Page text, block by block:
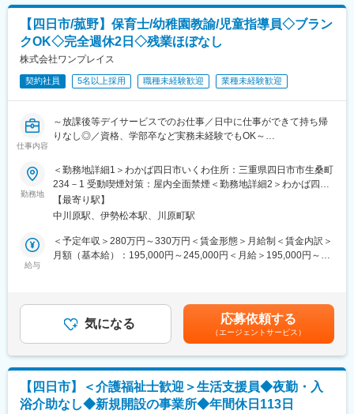
しています。
◆高いシェアを持つ製品：
調剤というニッチな分野で、業界トップクラスのシェアを誇る製
品が多数あります。寡占市場だからこそ、競合製品を使っている
顧客からいかにシェアを獲得するか試行錯誤する面白さがありま
す。
などの各活動先へ行きます。活動先から戻ってきてからは、夕食
の準備や入浴、余暇時間を過ごしています。みんなで楽しめるレ
クリエーションやイベントなどの開催も行います。
■組織構成
【管理者】全体の管理や事業所運営を担当
【サービス管理責任者】直接支援をしながら個別支援計画の作成
や関係各所との連携を担当
【生活支援員】家事援助や日常生活での相談を受ける世話人や食
事や入浴、トイレなどの介護支援を行う
■職場の環境/仕事の特徴
初心者から勤務の方が多く活躍中です。決められた生活パターン
の中で、きっちりと行動しメリハリのある業務です。力仕事は少
設内の雰囲気も落ち着いており、無理なく長期就業ができる環境
です。社員は20～60代の方が活躍中です。
9：30～14：30 そうじ、片付け、夕ご飯の下準備、事務作業、
支援会議、買い出し、病院受診や市役所への外出同行等
14：30～16：00 活動先からの受け入れ等
16：00～21：0 入浴介助、夕食介助、片付け、コミュニケーシ
ョン、服薬管理等
21：00～翌6：00 夜勤者に交代
額)は固定手当を含めた表記です。
【四日市/菰野】保育士/幼稚園教諭/児童指導員◇ブラン
クOK◇完全週休2日◇残業ほぼなし
株式会社ワンプレイス
契約社員 5名以上採用 職種未経験歓迎 業種未経験歓迎
仕事内容
～放課後等デイサービスでのお仕事／日中に仕事ができて持ち帰
りなし◎／資格、学部卒など実務未経験でもOK～
■求人概要
三重県の四日市市／菰野町に放課後等デイサービスにて、保育士/
幼稚園教諭/児童指導員をお任せします。
■具体的には
・障害がある子どもたちの発達／発育に合わせた支援
・生活面や社会面での困りごとを「できた」「わかった」でサポ
※個別支援計画に沿った支援を行い、見守りやサポートをしながら
一人ひとりが自立できるように支援していきます。担当性ではな
くチームで支援するので安心して関わっていただけます。
・業務の持ち帰りがない！
・子供3名に対して1名を配置しており、手厚いサポート◎
勤務地
＜勤務地詳細1＞わかば四日市いくわ住所：三重県四日市市生桑町
234－1 受動喫煙対策：屋内全面禁煙＜勤務地詳細2＞わかば四日
市あくらがわ住所：四日市市みゆきヶ丘2丁目1473-136 受動喫煙
対策：屋内全面禁煙＜勤務地詳細3＞わかば四日市はぎ住所：四日
社の定める事業所
【最寄り駅】
中川原駅、伊勢松本駅、川原町駅
給与
＜予定年収＞280万円～330万円＜賃金形態＞月給制＜賃金内訳＞
月額（基本給）：195,000円～245,000円＜月給＞195,000円～
10,000円、児童指導員等5,000円 ※保育士例（入社7ヶ月～）
255,000円【無資格者】月給195,000円～月給225,000円賃金はあ
くまでも目安の金額であり、選考を通じて上下する可能性があり
ます。月給(月額)は固定手当を含めた表記です。
気になる 応募依頼する
（エージェントサービス）
【四日市】＜介護福祉士歓迎＞生活支援員◆夜勤・入
浴介助なし◆新規開設の事業所◆年間休日113日